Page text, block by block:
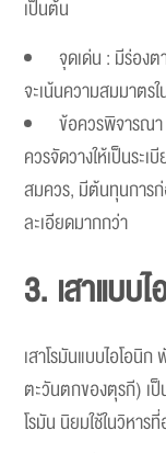
เป็นต้น
จุดเด่น : มีร่อง
จะเน้นความสมมาตร
ข้อควรพิจารณา
ควรจัดวางให้เป็นระ
สมควร, มีต้นทุนการก่
ละเอียดมากกว่า
3. เสาแบบ
เสาโรมันแบบไอโอนิ
ตะวันตกของตุรกี) เ
โรมัน นิยมใช้ในวิหา